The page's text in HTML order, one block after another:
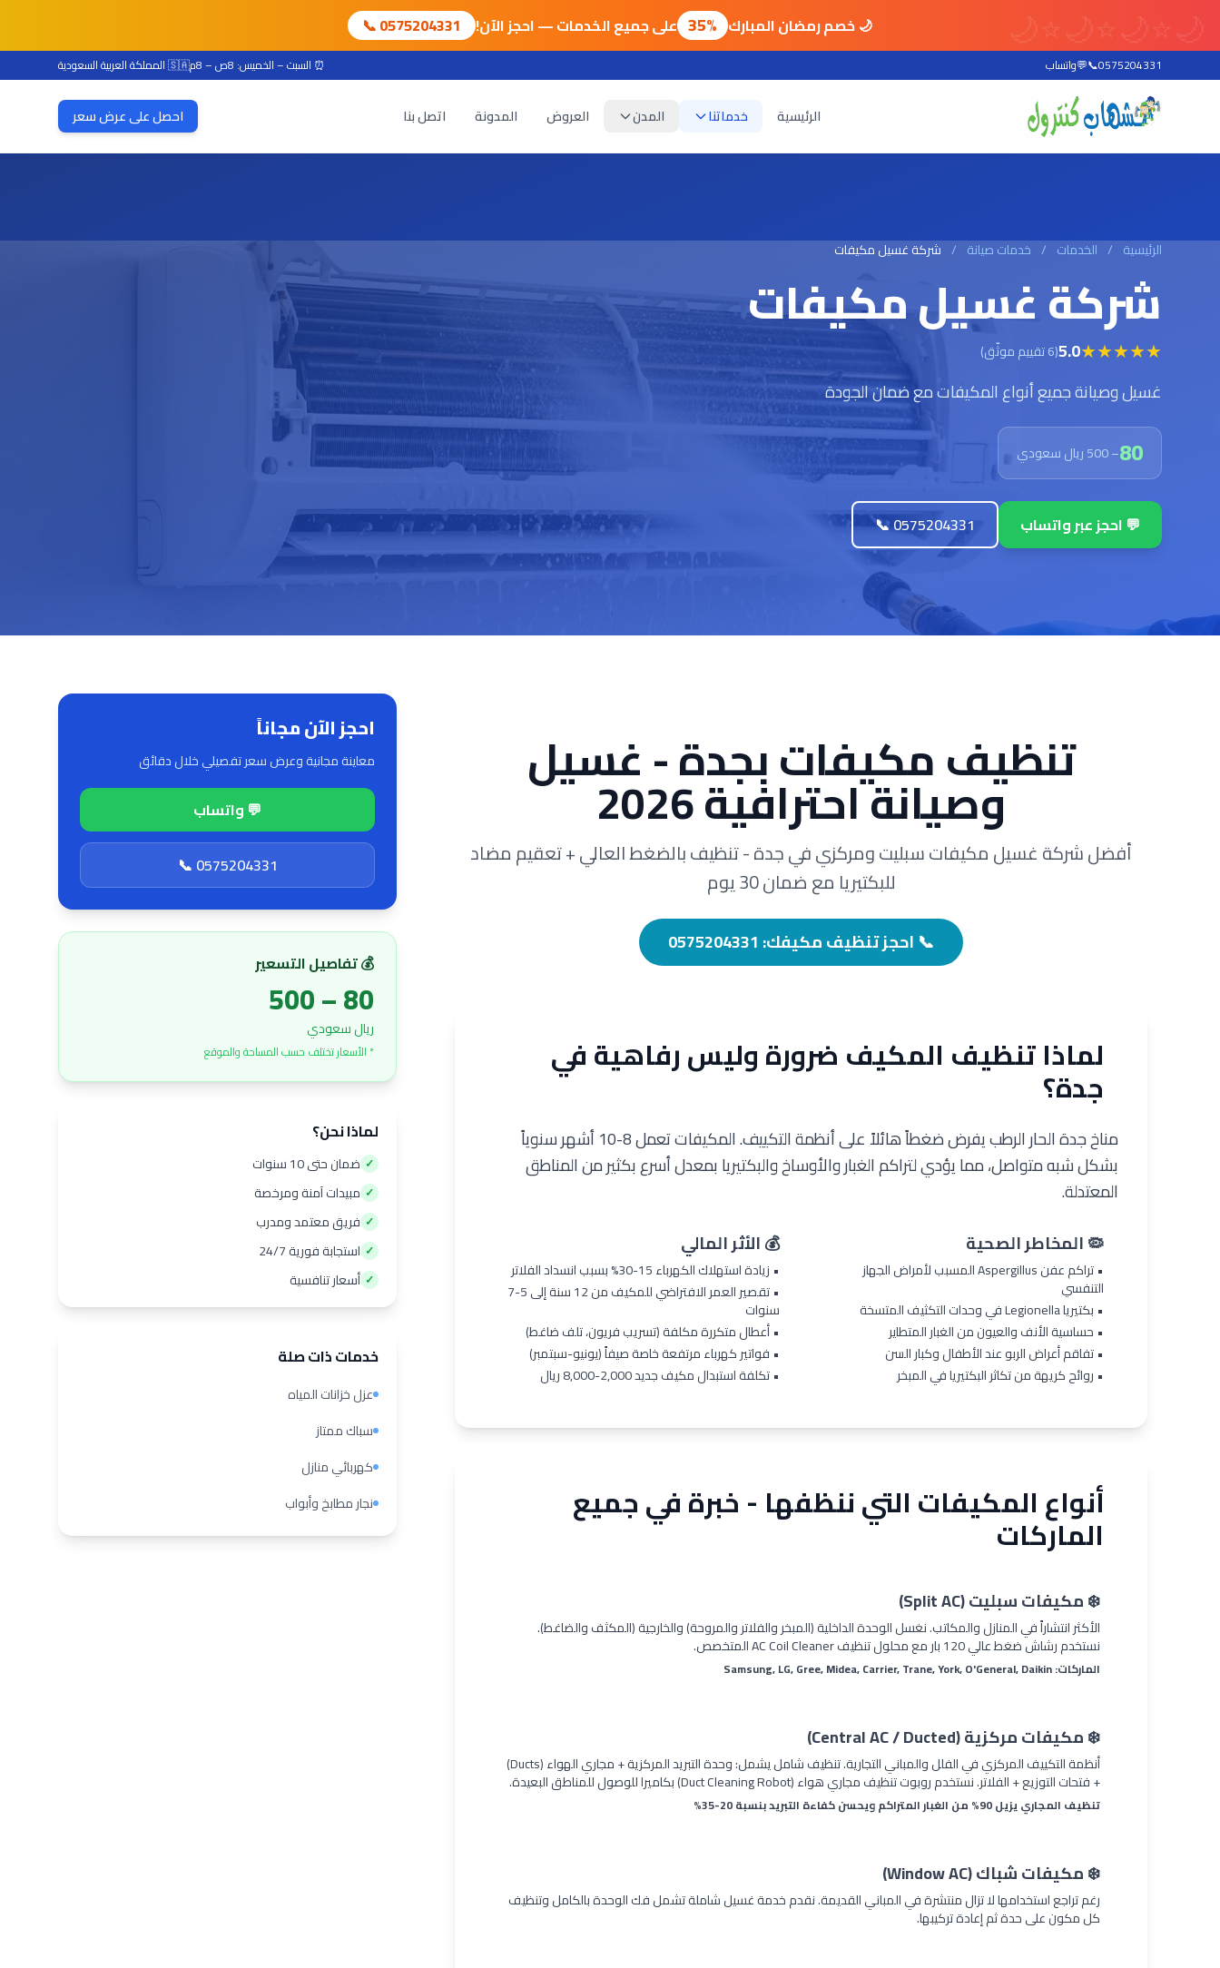
🌙 خصم رمضان المبارك 35% على جميع الخدمات — احجز الآن! 📞 0575204331
📞0575204331
💬واتساب ⏰ السبت – الخميس: 8ص – 8م 🇸🇦 المملكة العربية السعودية
الرئيسية خدماتنا المدن العروض المدونة اتصل بنا احصل على عرض سعر
الرئيسية / الخدمات / خدمات صيانة / شركة غسيل مكيفات
شركة غسيل مكيفات
★
★
★
★
★
5.0(6 تقييم موثّق)
غسيل وصيانة جميع أنواع المكيفات مع ضمان الجودة
80– 500 ريال سعودي
💬 احجز عبر واتساب 📞 0575204331
تنظيف مكيفات بجدة - غسيل
وصيانة احترافية 2026
أفضل شركة غسيل مكيفات سبليت ومركزي في جدة - تنظيف بالضغط العالي + تعقيم مضاد
للبكتيريا مع ضمان 30 يوم
📞 احجز تنظيف مكيفك: 0575204331
لماذا تنظيف المكيف ضرورة وليس رفاهية في
جدة؟
مناخ جدة الحار الرطب يفرض ضغطاً هائلاً على أنظمة التكييف. المكيفات تعمل 8-10 أشهر سنوياً
بشكل شبه متواصل، مما يؤدي لتراكم الغبار والأوساخ والبكتيريا بمعدل أسرع بكثير من المناطق
المعتدلة.
🦠 المخاطر الصحية
• تراكم عفن Aspergillus المسبب لأمراض الجهاز
التنفسي
• بكتيريا Legionella في وحدات التكثيف المتسخة
• حساسية الأنف والعيون من الغبار المتطاير
• تفاقم أعراض الربو عند الأطفال وكبار السن
• روائح كريهة من تكاثر البكتيريا في المبخر
💰 الأثر المالي
• زيادة استهلاك الكهرباء 15-30% بسبب انسداد الفلاتر
• تقصير العمر الافتراضي للمكيف من 12 سنة إلى 5-7
سنوات
• أعطال متكررة مكلفة (تسريب فريون، تلف ضاغط)
• فواتير كهرباء مرتفعة خاصة صيفاً (يونيو-سبتمبر)
• تكلفة استبدال مكيف جديد 2,000-8,000 ريال
أنواع المكيفات التي ننظفها - خبرة في جميع
الماركات
❄️ مكيفات سبليت (Split AC)
الأكثر انتشاراً في المنازل والمكاتب. نغسل الوحدة الداخلية (المبخر والفلاتر والمروحة) والخارجية (المكثف والضاغط).
نستخدم رشاش ضغط عالي 120 بار مع محلول تنظيف AC Coil Cleaner المتخصص.
الماركات: Samsung, LG, Gree, Midea, Carrier, Trane, York, O'General, Daikin
❄️ مكيفات مركزية (Central AC / Ducted)
أنظمة التكييف المركزي في الفلل والمباني التجارية. تنظيف شامل يشمل: وحدة التبريد المركزية + مجاري الهواء (Ducts)
+ فتحات التوزيع + الفلاتر. نستخدم روبوت تنظيف مجاري هواء (Duct Cleaning Robot) بكاميرا للوصول للمناطق البعيدة.
تنظيف المجاري يزيل 90% من الغبار المتراكم ويحسن كفاءة التبريد بنسبة 20-35%
❄️ مكيفات شباك (Window AC)
رغم تراجع استخدامها لا تزال منتشرة في المباني القديمة. نقدم خدمة غسيل شاملة تشمل فك الوحدة بالكامل وتنظيف
كل مكون على حدة ثم إعادة تركيبها.
احجز الآن مجاناً
معاينة مجانية وعرض سعر تفصيلي خلال دقائق
💬 واتساب
📞 0575204331
💰 تفاصيل التسعير
80 – 500
ريال سعودي
* الأسعار تختلف حسب المساحة والموقع
لماذا نحن؟
✓ ضمان حتى 10 سنوات
✓ مبيدات آمنة ومرخصة
✓ فريق معتمد ومدرب
✓ استجابة فورية 24/7
✓ أسعار تنافسية
خدمات ذات صلة
عزل خزانات المياه
سباك ممتاز
كهربائي منازل
نجار مطابخ وأبواب